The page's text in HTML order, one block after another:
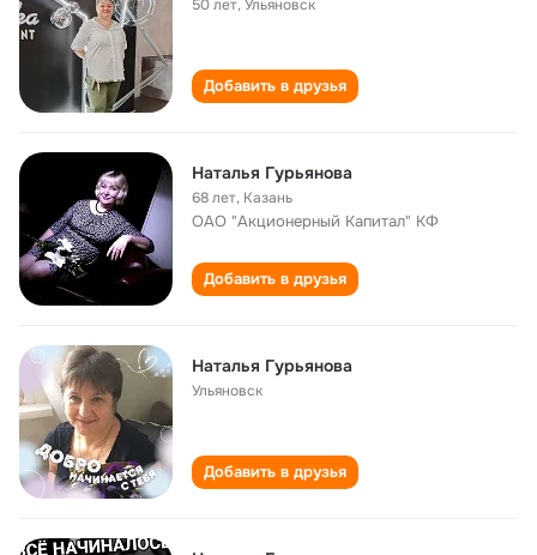
50 лет,Ульяновск
Добавить в друзья
Наталья Гурьянова
68 лет, Казань
ОАО "Акционерный Капитал" КФ
Добавить в друзья
Наталья Гурьянова
Ульяновск
Добавить в друзья